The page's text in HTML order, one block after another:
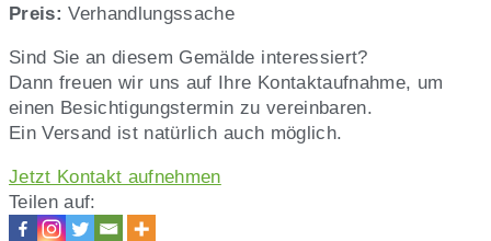
Preis: Verhandlungssache
Sind Sie an diesem Gemälde interessiert?
Dann freuen wir uns auf Ihre Kontaktaufnahme, um
einen Besichtigungstermin zu vereinbaren.
Ein Versand ist natürlich auch möglich.
Jetzt Kontakt aufnehmen
Teilen auf: